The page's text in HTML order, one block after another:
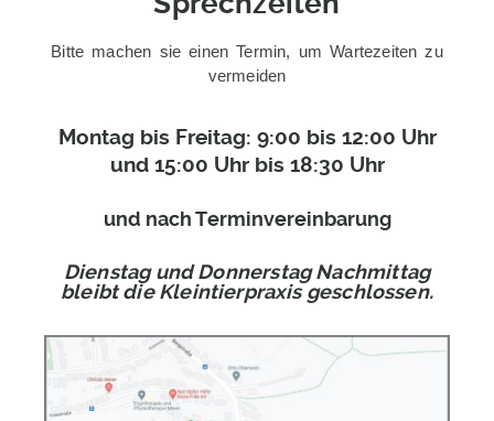
Bitte machen sie einen Termin, um Wartezeiten zu
vermeiden
Montag bis Freitag: 9:00 bis 12:00 Uhr
und 15:00 Uhr bis 18:30 Uhr
und nach Terminvereinbarung
Dienstag und Donnerstag Nachmittag
bleibt die Kleintierpraxis geschlossen.